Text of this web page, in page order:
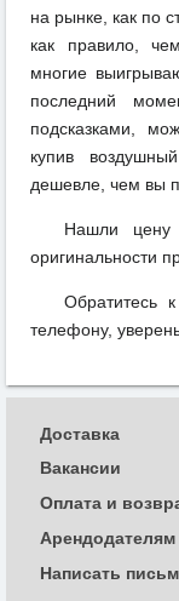
на рынке, как по
как правило,
многие
последний
подсказками,
купив
дешевле, чем вы
Нашли цену
оригинальности
Обратитесь
телефону,
Доставка
Вакансии
Оплата и
Арендодателям
Написать